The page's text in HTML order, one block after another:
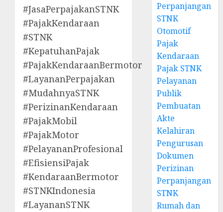
#JasaPerpajakanSTNK
#PajakKendaraan
#STNK
#KepatuhanPajak
#PajakKendaraanBermotor
#LayananPerpajakan
#MudahnyaSTNK
#PerizinanKendaraan
#PajakMobil
#PajakMotor
#PelayananProfesional
#EfisiensiPajak
#KendaraanBermotor
#STNKIndonesia
#LayananSTNK
Perpanjangan
STNK
Otomotif
Pajak
Kendaraan
Pajak STNK
Pelayanan
Publik
Pembuatan
Akte
Kelahiran
Pengurusan
Dokumen
Perizinan
Perpanjangan
STNK
Rumah dan